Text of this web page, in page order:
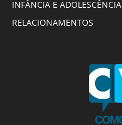
INFÂNCIA E ADOLESCÊNCIA
RELACIONAMENTOS